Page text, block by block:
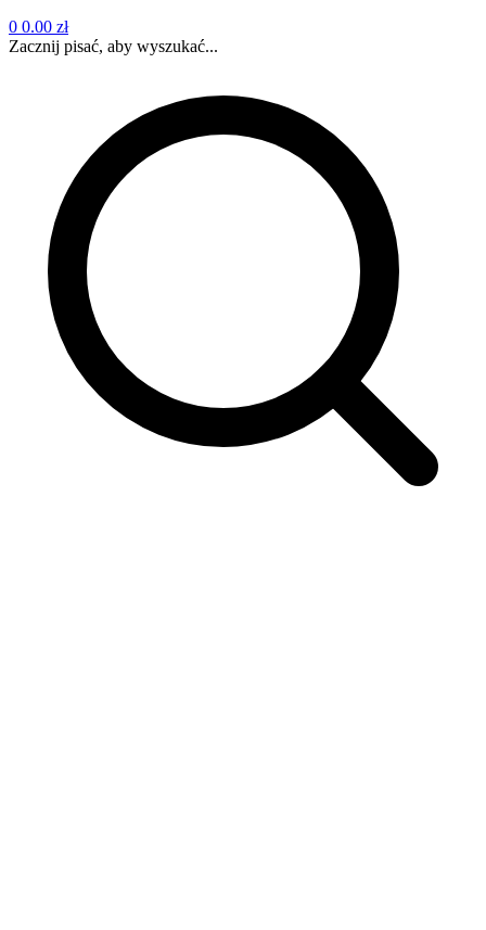
0 0.00 zł
Zacznij pisać, aby wyszukać...